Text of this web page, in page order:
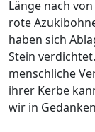
Länge nach
rote
haben sich
Stein
menschliche
ihrer Kerbe
wir in